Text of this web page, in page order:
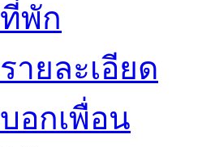
ที่พัก
รายละเอียด
บอกเพื่อน